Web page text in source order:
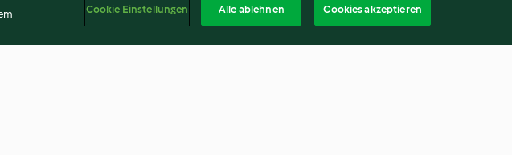
Cookie Einstellungen Alle ablehnen Cookies akzeptieren